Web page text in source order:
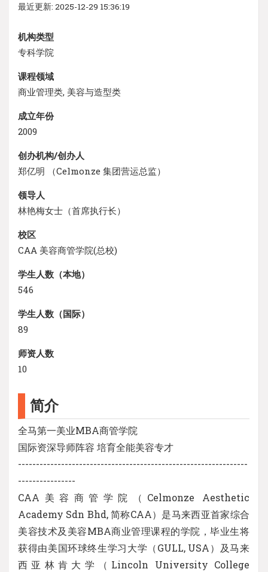
最近更新: 2025-12-29 15:36:19
机构类型
专科学院
课程领域
商业管理类, 美容与造型类
成立年份
2009
创办机构/创办人
郑亿明 （Celmonze 集团营运总监）
领导人
林艳梅女士（首席执行长）
校区
CAA 美容商管学院(总校)
学生人数（本地）
546
学生人数（国际）
89
师资人数
10
简介
全马第一美业MBA商管学院
国际资深导师阵容 培育全能美容专才
----------------------------------------------------------------
----------------
CAA美容商管学院（Celmonze Aesthetic
Academy Sdn Bhd, 简称CAA）是马来西亚首家综合
美容技术及美容MBA商业管理课程的学院，毕业生将
获得由美国环球终生学习大学（GULL, USA）及马来
西亚林肯大学（Lincoln University College